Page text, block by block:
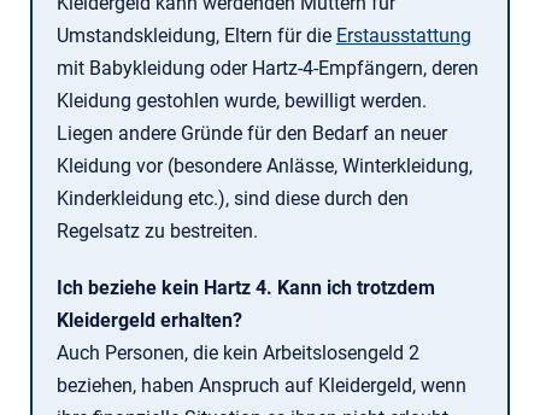
Umstandskleidung, Eltern für die Erstausstattung
mit Babykleidung oder Hartz-4-Empfängern, deren
Kleidung gestohlen wurde, bewilligt werden.
Liegen andere Gründe für den Bedarf an neuer
Kleidung vor (besondere Anlässe, Winterkleidung,
Kinderkleidung etc.), sind diese durch den
Regelsatz zu bestreiten.
Ich beziehe kein Hartz 4. Kann ich trotzdem
Kleidergeld erhalten?
Auch Personen, die kein Arbeitslosengeld 2
beziehen, haben Anspruch auf Kleidergeld, wenn